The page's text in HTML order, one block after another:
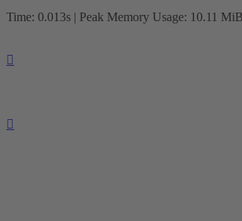
Time: 0.013s | Peak Memory Usage: 10.11